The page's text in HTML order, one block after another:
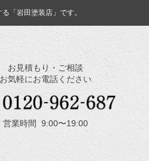
「岩田塗装店」です。
お見積もり・ご相談
お気軽にお電話ください
営業時間 9:00〜19:00